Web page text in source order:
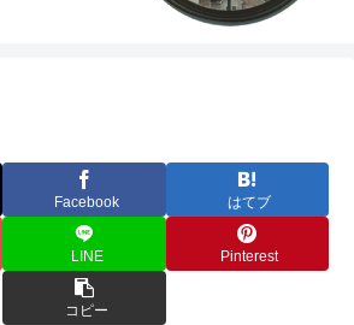
Facebook はてブ
LINE Pinterest
コピー